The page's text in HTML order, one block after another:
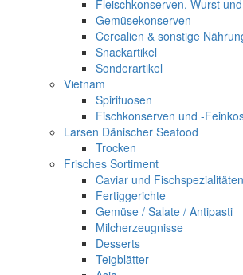
Fleischkonserven, Wurst
Gemüsekonserven
Cerealien & sonstige
Snackartikel
Sonderartikel
Vietnam
Spirituosen
Fischkonserven und -
Larsen Dänischer Seafood
Trocken
Frisches Sortiment
Caviar und Fischspezialitäten
Fertiggerichte
Gemüse / Salate / Antipasti
Milcherzeugnisse
Desserts
Teigblätter